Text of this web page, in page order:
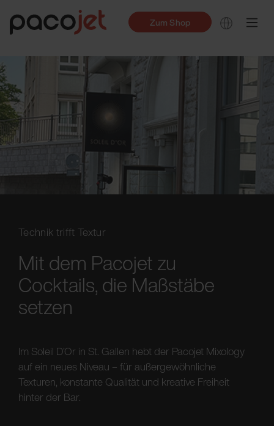
Zum Shop
Technik trifft Textur
Mit dem Pacojet zu
Cocktails, die Maßstäbe
setzen
Im Soleil D’Or in St. Gallen hebt der Pacojet Mixology
auf ein neues Niveau – für außergewöhnliche
Texturen, konstante Qualität und kreative Freiheit
hinter der Bar.